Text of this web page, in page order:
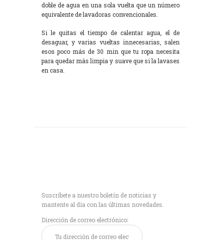
doble de agua en una sola vuelta que un número
equivalente de lavadoras convencionales.
Si le quitas el tiempo de calentar agua, el de
desaguar, y varias vueltas innecesarias, salen
esos poco más de 30 min que tu ropa necesita
para quedar más limpia y suave que si la lavases
en casa.
Suscríbete a nuestro boletín de noticias y
mantente al día con las últimas novedades.
Dirección de correo electrónico: